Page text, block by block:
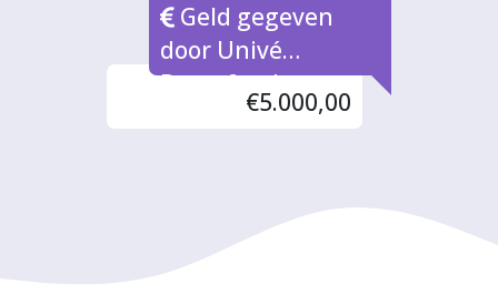
Geld gegeven
door Univé
Buurtfonds
€5.000,00